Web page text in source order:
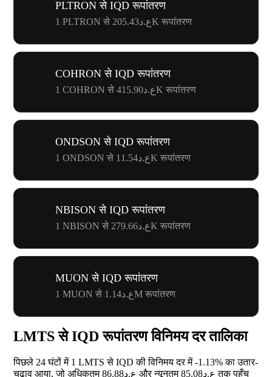
PLTRON से IQD रूपांतरण
1 PLTRON से ع.د205.43K रूपांतरण
COHRON से IQD रूपांतरण
1 COHRON से ع.د415.90K रूपांतरण
ONDSON से IQD रूपांतरण
1 ONDSON से ع.د11.54K रूपांतरण
NBISON से IQD रूपांतरण
1 NBISON से ع.د279.66K रूपांतरण
MUON से IQD रूपांतरण
1 MUON से ع.د1.14M रूपांतरण
LMTS से IQD रूपांतरण विनिमय दर तालिका
पिछले 24 घंटों में 1 LMTS से IQD की विनिमय दर में-1.13%का उतार-
चढ़ाव आया, जो अधिकतम ع.د86.88 और न्यूनतम ع.د85.08 तक पहुँच